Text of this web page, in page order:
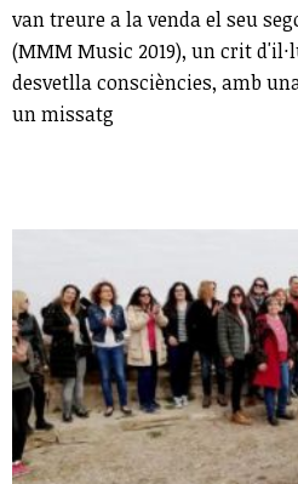
van treure a la venda el seu
(MMM Music 2019), un crit
desvetlla consciències, amb
un missatg